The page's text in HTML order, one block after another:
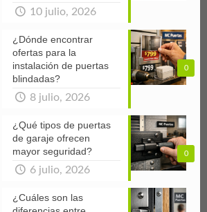
10 julio, 2026
0
¿Dónde encontrar
ofertas para la
instalación de puertas
blindadas?
8 julio, 2026
0
¿Qué tipos de puertas
de garaje ofrecen
mayor seguridad?
6 julio, 2026
¿Cuáles son las